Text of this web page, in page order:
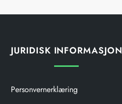
JURIDISK INFORMASJON
Personvernerklæring